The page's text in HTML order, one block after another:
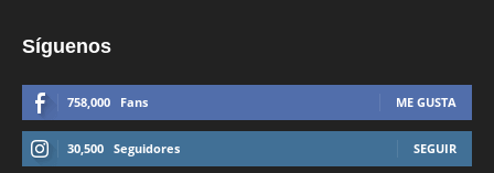
Síguenos
758,000 Fans ME GUSTA
30,500 Seguidores SEGUIR